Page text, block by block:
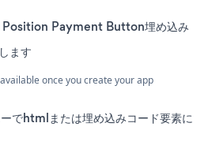
Payment Button埋め込み
ます
once you create your app
でhtmlまたは埋め込みコード要素に